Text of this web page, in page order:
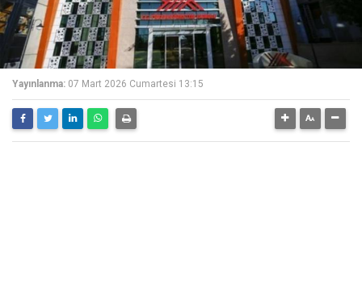
Yayınlanma: 07 Mart 2026 Cumartesi 13:15